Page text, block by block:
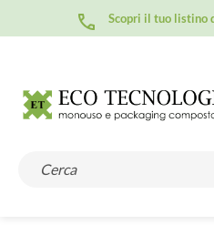
Scopri il tuo listino